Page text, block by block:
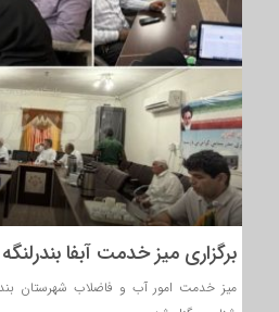
برگزاری میز خدمت آبفا
میز خدمت امور آب و فاضلاب شهرستان